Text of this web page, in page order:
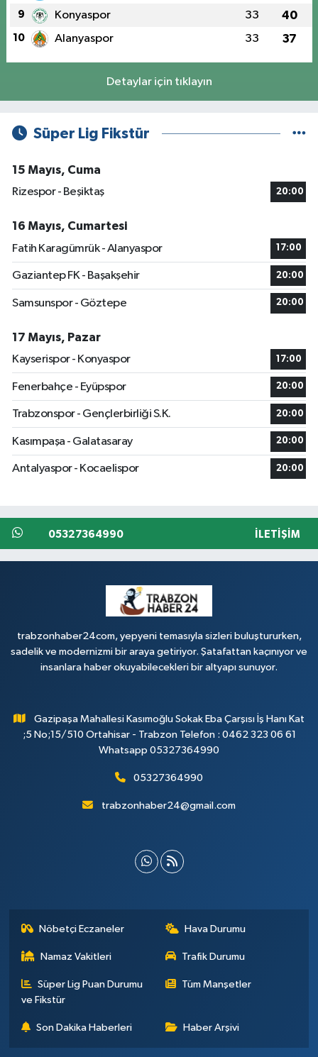
9 Konyaspor 33 40
10 Alanyaspor 33 37
Detaylar için tıklayın
Süper Lig Fikstür
15 Mayıs, Cuma
Rizespor - Beşiktaş
20:00
16 Mayıs, Cumartesi
Fatih Karagümrük - Alanyaspor
17:00
Gaziantep FK - Başakşehir 20:00
Samsunspor - Göztepe 20:00
17 Mayıs, Pazar
Kayserispor - Konyaspor
17:00
Fenerbahçe - Eyüpspor 20:00
Trabzonspor - Gençlerbirliği S.K. 20:00
Kasımpaşa - Galatasaray 20:00
Antalyaspor - Kocaelispor 20:00
05327364990 İLETIŞIM
trabzonhaber24com, yepyeni temasıyla sizleri buluştururken,
sadelik ve modernizmi bir araya getiriyor. Şatafattan kaçınıyor ve
insanlara haber okuyabilecekleri bir altyapı sunuyor.
Gazipaşa Mahallesi Kasımoğlu Sokak Eba Çarşısı İş Hanı Kat
;5 No;15/510 Ortahisar - Trabzon Telefon : 0462 323 06 61
Whatsapp 05327364990
05327364990
trabzonhaber24@gmail.com
Nöbetçi Eczaneler Hava Durumu
Namaz Vakitleri Trafik Durumu
Süper Lig Puan Durumu
ve Fikstür
Tüm Manşetler
Son Dakika Haberleri Haber Arşivi